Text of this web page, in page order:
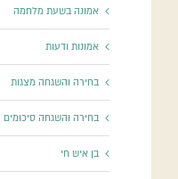
אמונה בשעת מלחמה
אמונות ודעות
בחירה והשגחה מצגות
בחירה והשגחה סיכומים
בן איש חי